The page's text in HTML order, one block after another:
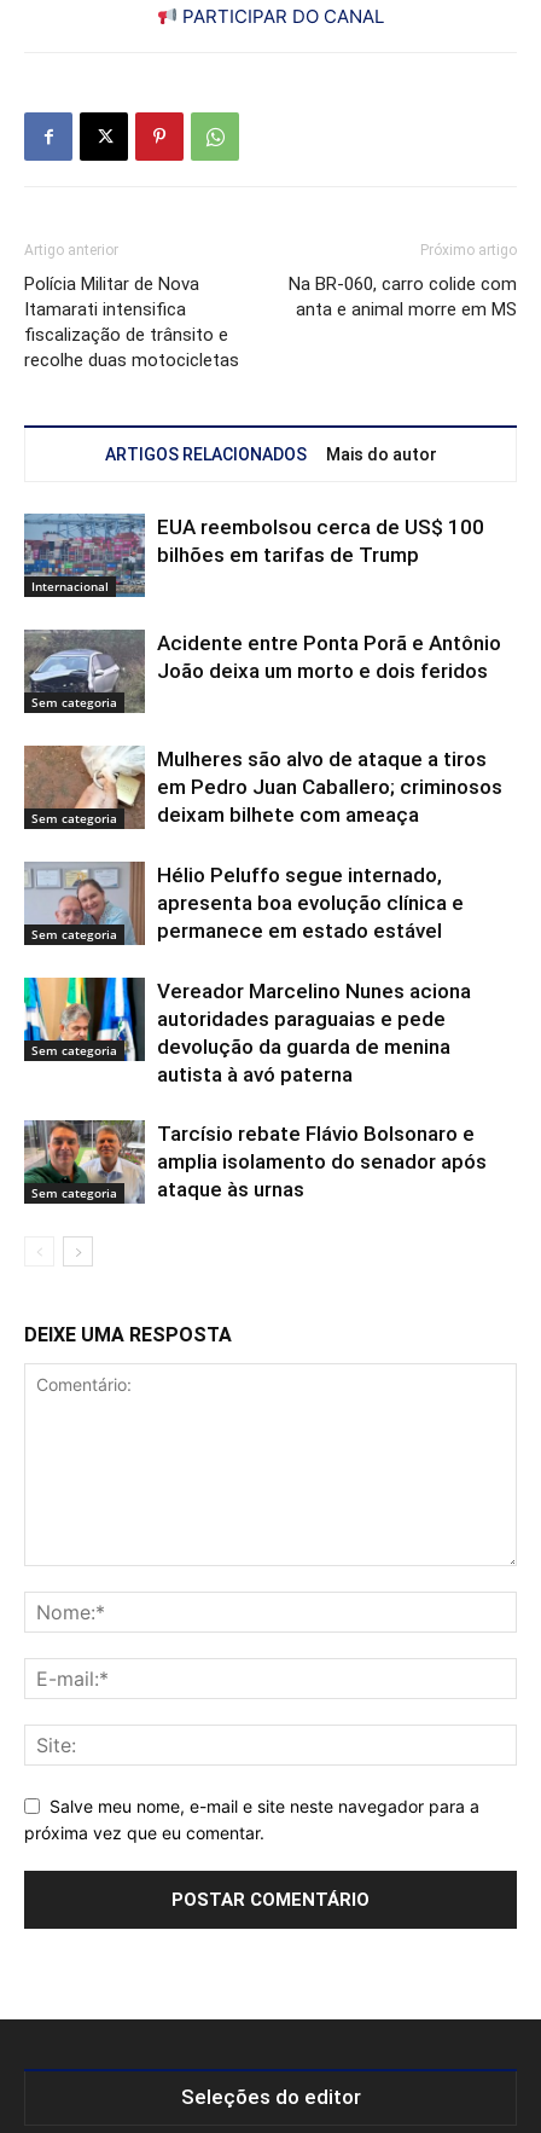
PARTICIPAR DO CANAL
Artigo anterior
Polícia Militar de Nova
Itamarati intensifica
fiscalização de trânsito e
recolhe duas motocicletas
Próximo artigo
Na BR-060, carro colide com
anta e animal morre em MS
ARTIGOS RELACIONADOS Mais do autor
Internacional
EUA reembolsou cerca de US$ 100
bilhões em tarifas de Trump
Sem categoria
Acidente entre Ponta Porã e Antônio
João deixa um morto e dois feridos
Sem categoria
Mulheres são alvo de ataque a tiros
em Pedro Juan Caballero; criminosos
deixam bilhete com ameaça
Sem categoria
Hélio Peluffo segue internado,
apresenta boa evolução clínica e
permanece em estado estável
Sem categoria
Vereador Marcelino Nunes aciona
autoridades paraguaias e pede
devolução da guarda de menina
autista à avó paterna
Sem categoria
Tarcísio rebate Flávio Bolsonaro e
amplia isolamento do senador após
ataque às urnas
DEIXE UMA RESPOSTA
Salve meu nome, e-mail e site neste navegador para a
próxima vez que eu comentar.
Seleções do editor